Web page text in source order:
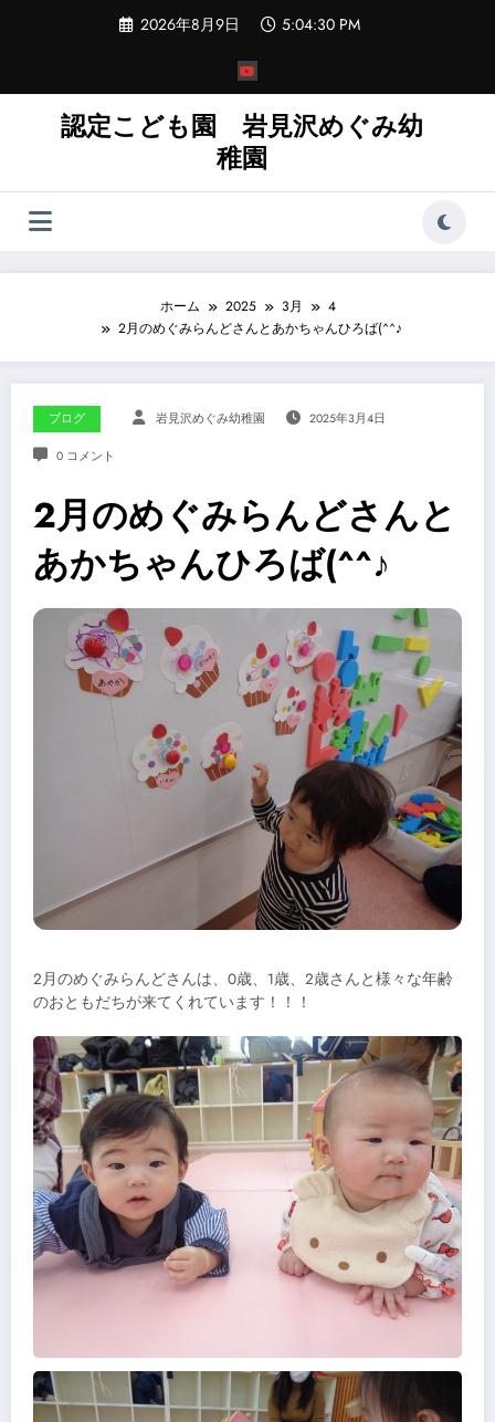
ツ
プ
2026年8月9日 5:04:32 PM
認定こども園 岩見沢めぐみ幼
稚園
ホーム 2025 3月
4
2月のめぐみらんどさんとあかちゃんひろば(^^♪
ブログ 岩見沢めぐみ幼稚園 2025年3月4日
0 コメント
2月のめぐみらんどさんと
あかちゃんひろば(^^♪
2月のめぐみらんどさんは、0歳、1歳、2歳さんと様々な年齢
のおともだちが来てくれています！！！